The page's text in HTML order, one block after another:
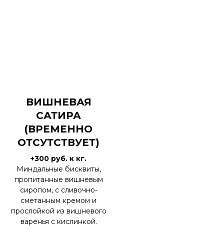
ВИШНЕВАЯ
САТИРА
(ВРЕМЕННО
ОТСУТСТВУЕТ)
+300 руб. к кг.
Миндальные бисквиты,
пропитанные вишневым
сиропом, с сливочно-
сметанным кремом и
прослойкой из вишневого
варенья с кислинкой.